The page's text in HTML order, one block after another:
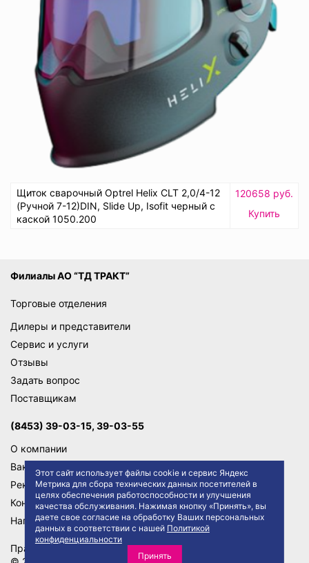
Этот сайт использует файлы cookie и сервис Яндекс
Метрика для сбора технических данных посетителей в
целях обеспечения работоспособности и улучшения
качества обслуживания. Нажимая кнопку «Принять», вы
даете свое согласие на обработку Ваших персональных
данных в соответствии с нашей Политикой
конфиденциальности
Принять
Щиток сварочный Optrel Helix CLT 2,0/4-12
(Ручной 7-12)DIN, Slide Up, Isofit черный с
каской 1050.200
120658 руб.
Купить
Филиалы АО “ТД ТРАКТ”
Торговые отделения
Дилеры и представители
Сервис и услуги
Отзывы
Задать вопрос
Поставщикам
(8453) 39-03-15, 39-03-55
О компании
Вакансии
Реквизиты
Контакты
Написать директору
Правила сайта
Политика конфиденциальности